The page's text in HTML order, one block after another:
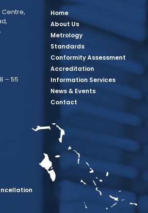
Centre,
– 55
PagePage
Page
Twitter Page
BBSQ Youtube Page
Home
About Us
Metrology
Standards
Conformity Assessment
Accreditation
Information Services
News & Events
Contact